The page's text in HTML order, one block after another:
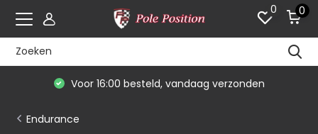
0 0
Voor 16:00 besteld, vandaag verzonden
Endurance